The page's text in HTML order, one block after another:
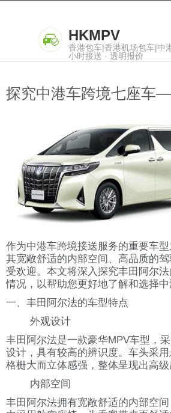
HKMPV
香港包车|香港机场包车|中
小时接送 · 透明报价
探究中港车跨境七座车
作为中港车跨境接送服务的重要车
其宽敞舒适的内部空间、高品质的
受欢迎。本文将深入探究丰田阿尔
情况，以帮助您更好地了解和选择中
一、丰田阿尔法的车型特点
外观设计
丰田阿尔法是一款豪华MPV车型，
设计，具有较高的辨识度。车头采
格栅大而立体感强，整体呈现出高级
内部空间
丰田阿尔法拥有宽敞舒适的内部空